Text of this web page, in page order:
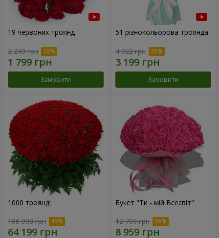
19 червоних троянд
2 249 грн
Замовити
51 різнокольорова троянда
4 922 грн
Замовити
1000 троянд!
106 998 грн
Букет "Ти - мій Всесвіт"
12 799 грн